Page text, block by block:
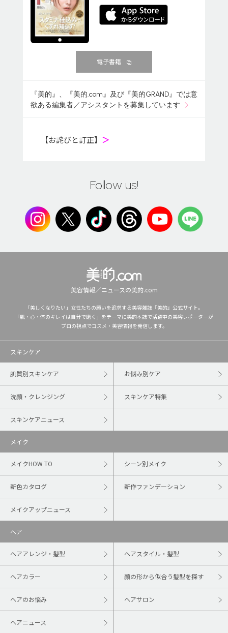
電子書籍
『美的』、『美的.com』及び『美的GRAND』では意
欲ある編集者／アシスタントを募集しています
【お詫びと訂正】 ＞
Follow us!
美容情報／ニュースの美的.com
「美しくなりたい」女性たちの願いを追求する美容雑誌『美的』公式サイト。
「肌・心・体のキレイは自分で磨く」をテーマに美的本誌で活躍中の美容レポーターが
プロの視点でコスメ・美容情報を発信します。
スキンケア
肌質別スキンケア お悩み別ケア
洗顔・クレンジング スキンケア特集
スキンケアニュース
メイク
メイクHOW TO シーン別メイク
新色カタログ 新作ファンデーション
メイクアップニュース
ヘア
ヘアアレンジ・髪型 ヘアスタイル・髪型
ヘアカラー 顔の形から似合う髪型を探す
ヘアのお悩み ヘアサロン
ヘアニュース